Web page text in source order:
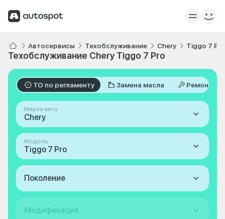
Автосервисы Техобслуживание Chery Tiggo 7 Pro
Техобслуживание Chery Tiggo 7 Pro
ТО по регламенту Замена масла Ремонт
Марка авто
Chery
Модель
Tiggo 7 Pro
Поколение
Модификация